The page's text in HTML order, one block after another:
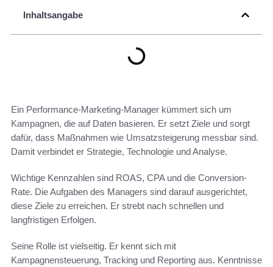
Inhaltsangabe
Ein Performance-Marketing-Manager kümmert sich um
Kampagnen, die auf Daten basieren. Er setzt Ziele und sorgt
dafür, dass Maßnahmen wie Umsatzsteigerung messbar sind.
Damit verbindet er Strategie, Technologie und Analyse.
Wichtige Kennzahlen sind ROAS, CPA und die Conversion-
Rate. Die Aufgaben des Managers sind darauf ausgerichtet,
diese Ziele zu erreichen. Er strebt nach schnellen und
langfristigen Erfolgen.
Seine Rolle ist vielseitig. Er kennt sich mit
Kampagnensteuerung, Tracking und Reporting aus. Kenntnisse